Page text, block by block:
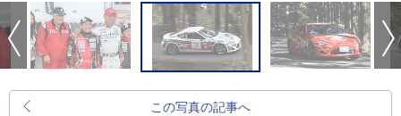
この写真の記事へ